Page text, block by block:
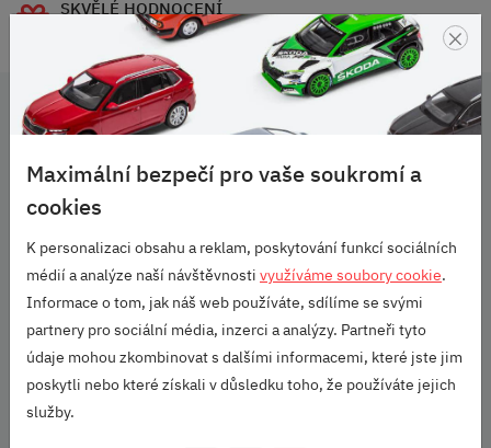
SKVĚLÉ HODNOCENÍ
HEUREKA.CZ/ZBOZI.CZ
SKLADEM
×
Maximální bezpečí pro vaše soukromí a
cookies
K personalizaci obsahu a reklam, poskytování funkcí sociálních
médií a analýze naší návštěvnosti využíváme soubory cookie.
Informace o tom, jak náš web používáte, sdílíme se svými
partnery pro sociální média, inzerci a analýzy. Partneři tyto
údaje mohou zkombinovat s dalšími informacemi, které jste jim
poskytli nebo které získali v důsledku toho, že používáte jejich
služby.